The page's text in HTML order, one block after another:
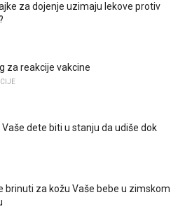
za dojenje uzimaju lekove protiv
za reakcije vakcine
Vaše dete biti u stanju da udiše dok
brinuti za kožu Vaše bebe u zimskom